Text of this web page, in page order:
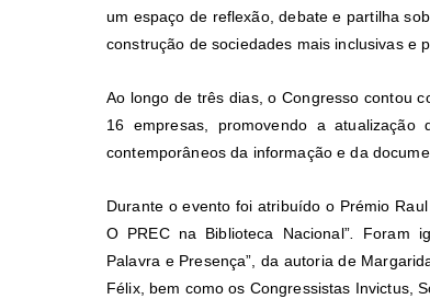
um espaço de reflexão, debate e partilha
construção de sociedades mais inclusivas e
Ao longo de três dias, o Congresso contou
16 empresas, promovendo a
contemporâneos da informação e da
Durante o evento foi atribuído o Prémio
O PREC na Biblioteca Nacional”. Foram
Palavra e Presença” da autoria de
Félix, bem como os Congressistas Invictus,